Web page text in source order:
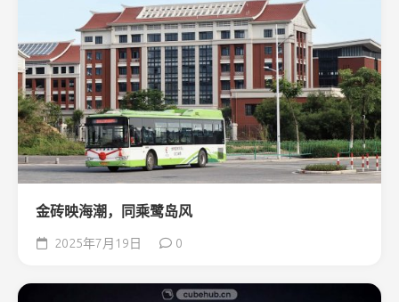
金砖映海潮，同乘鹭岛风
2025年7月19日 0